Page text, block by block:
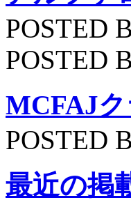
POSTED
POSTED
MCFAJ
POSTED
最近の掲